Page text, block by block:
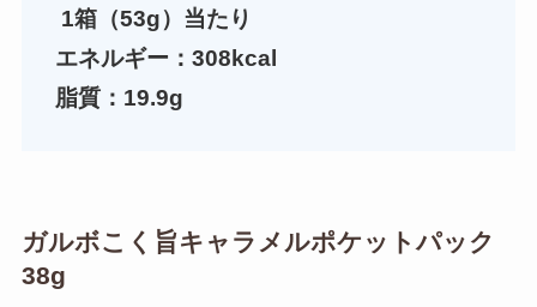
1箱（53g）当たり
エネルギー：308kcal
脂質：19.9g
ガルボこく旨キャラメルポケットパック
38g